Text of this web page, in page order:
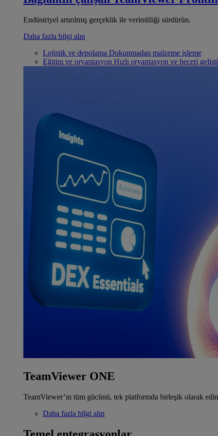
Endüstriyel artırılmış gerçeklik ile verimliliği sürdürün.
Daha fazla bilgi alın
Lojistik ve depolama Dokunmadan malzeme işleme
Eğitim ve oryantasyon Hızlı oryantasyon ve beceri
TeamViewer ONE
TeamViewer’ın tüm gücünü, tek platformda birleşik olarak
Daha fazla bilgi alın